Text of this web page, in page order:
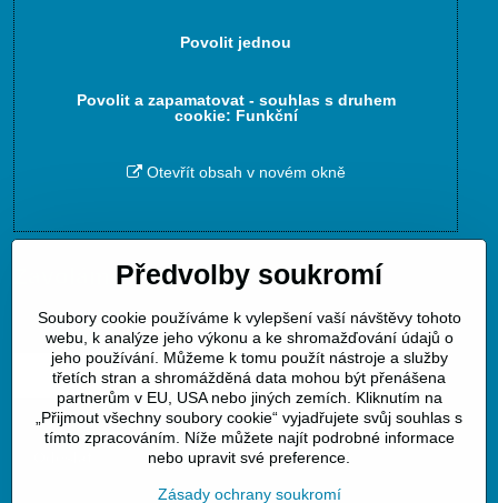
Povolit jednou
Povolit a zapamatovat - souhlas s druhem
cookie: Funkční
Otevřít obsah v novém okně
Zavoláme Vám zpět
Váš telefon*
Předvolby soukromí
Soubory cookie používáme k vylepšení vaší návštěvy tohoto
webu, k analýze jeho výkonu a ke shromažďování údajů o
jeho používání. Můžeme k tomu použít nástroje a služby
třetích stran a shromážděná data mohou být přenášena
partnerům v EU, USA nebo jiných zemích. Kliknutím na
„Přijmout všechny soubory cookie“ vyjadřujete svůj souhlas s
tímto zpracováním. Níže můžete najít podrobné informace
nebo upravit své preference.
Zásady ochrany soukromí